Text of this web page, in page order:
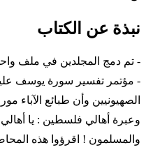
نبذة عن الكتاب
- تم دمج المجلدين في ملف
- مؤتمر تفسير سورة يوسف
الصهيونيين وأن طبائع الآباء
وعبرة أهالي فلسطين : يا
والمسلمون ! اقرؤوا هذه